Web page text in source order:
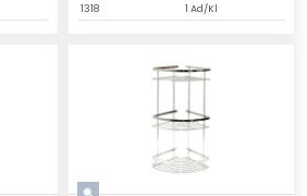
1318
1 Ad/Kl